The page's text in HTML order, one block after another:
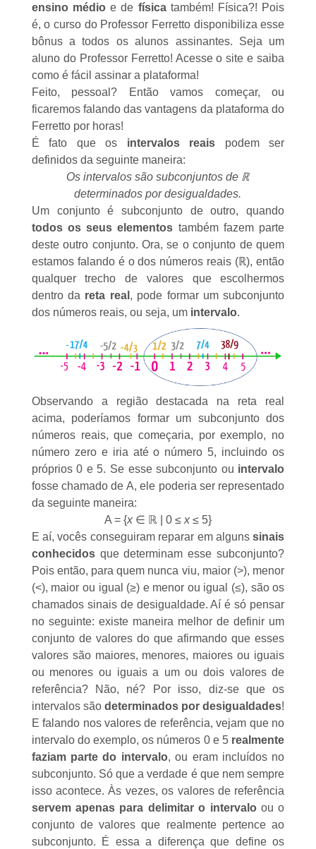
ensino médio e de físicatambém! Física?! Pois
é, o curso do Professor Ferretto disponibiliza esse
bônus a todos os alunos assinantes. Seja um
aluno do Professor Ferretto! Acesse o site e saiba
como é fácil assinar a plataforma!
Feito, pessoal? Então vamos começar, ou
ficaremos falando das vantagens da plataforma do
Ferretto por horas!
É fato que os intervalos reais podem ser
definidos da seguinte maneira:
Os intervalos são subconjuntos de ℝ
determinados por desigualdades.
Um conjunto é subconjunto de outro, quando
todos os seus elementos também fazem parte
deste outro conjunto. Ora, se o conjunto de quem
estamos falando é o dos números reais (ℝ), então
qualquer trecho de valores que escolhermos
dentro da reta real , pode formar um subconjunto
dos números reais, ou seja, um intervalo.
Observando a região destacada na reta real
acima, poderíamos formar um subconjunto dos
números reais, que começaria, por exemplo, no
número zero e iria até o número 5, incluindo os
próprios 0 e 5. Se essesubconjunto ou intervalo
fosse chamado de A, ele poderia ser representado
da seguinte maneira:
A = {x∈ ℝ | 0 ≤ x ≤ 5}
E aí, vocês conseguiram reparar em algunssinais
conhecidosque determinam esse subconjunto?
Pois então, para quem nunca viu, maior (>), menor
(<), maior ou igual (≥) e menor ou igual (≤), são os
chamados sinais de desigualdade. Aí é só pensar
no seguinte: existe maneira melhor de definir um
conjunto de valores do que afirmando que esses
valores são maiores, menores, maiores ou iguais
ou menores ou iguais a um ou dois valores de
referência? Não, né? Por isso, diz-se que os
intervalos são determinados por desigualdades!
E falando nos valores de referência, vejam que no
intervalo do exemplo, os números 0 e 5 realmente
faziam parte do intervalo, ou eram incluídos no
subconjunto. Só que a verdade é que nem sempre
isso acontece. Às vezes, os valores de referência
servem apenas para delimitar o intervaloou o
conjunto de valores que realmente pertence ao
subconjunto. É essa a diferença que define os